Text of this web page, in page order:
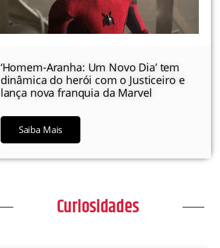
‘Homem-Aranha: Um Novo Dia’ tem
dinâmica do herói com o Justiceiro e
lança nova franquia da Marvel
Saiba Mais
Curiosidades